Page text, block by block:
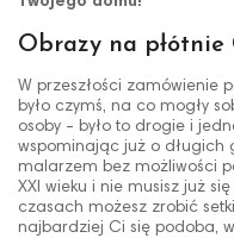
Obrazy na płótnie
W przeszłości zamówienie
było czymś, na co mogły
osoby - było to drogie i
wspominając już o długich
malarzem bez możliwości
XXI wieku i nie musisz już
czasach możesz zrobić
najbardziej Ci się podoba,